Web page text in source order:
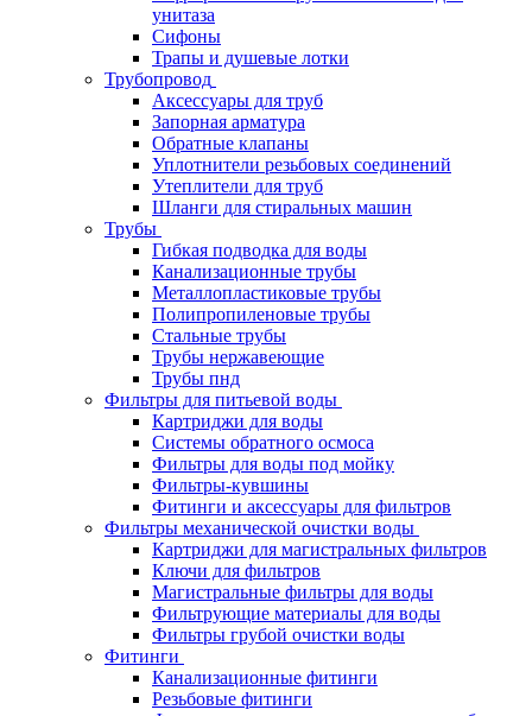
унитаза
Сифоны
Трапы и душевые лотки
Трубопровод
Аксессуары для труб
Запорная арматура
Обратные клапаны
Уплотнители резьбовых соединений
Утеплители для труб
Шланги для стиральных машин
Трубы
Гибкая подводка для воды
Канализационные трубы
Металлопластиковые трубы
Полипропиленовые трубы
Стальные трубы
Трубы нержавеющие
Трубы пнд
Фильтры для питьевой воды
Картриджи для воды
Системы обратного осмоса
Фильтры для воды под мойку
Фильтры-кувшины
Фитинги и аксессуары для фильтров
Фильтры механической очистки воды
Картриджи для магистральных фильтров
Ключи для фильтров
Магистральные фильтры для воды
Фильтрующие материалы для воды
Фильтры грубой очистки воды
Фитинги
Канализационные фитинги
Резьбовые фитинги